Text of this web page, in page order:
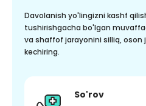
Davolanish yo'lingizni kashf
tushirishgacha bo'lgan
va shaffof jarayonini silliq, oson
kechiring.
So'rov